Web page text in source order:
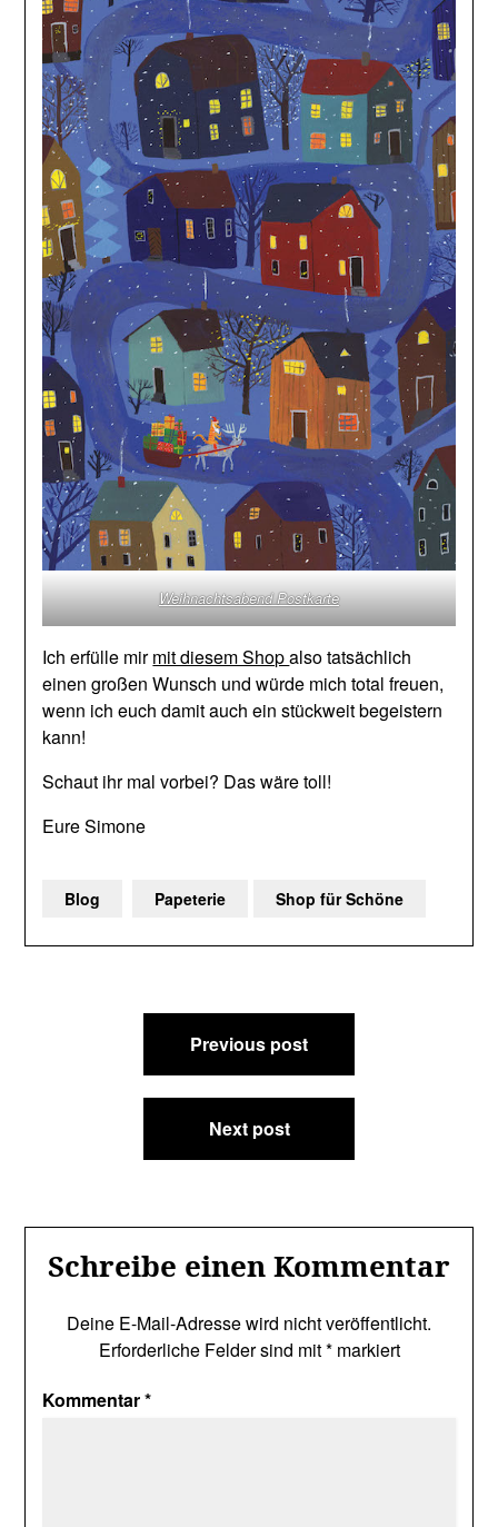
Weihnachtsabend Postkarte
Ich erfülle mirmit diesem Shopalso tatsächlich
einen großen Wunsch und würde mich total freuen,
wenn ich euch damit auch ein stückweit begeistern
kann!
Schaut ihr mal vorbei? Das wäre toll!
Eure Simone
Blog Papeterie Shop für Schöne
Beitragsnavigation
Previous post
Next post
Schreibe einen Kommentar
Deine E-Mail-Adresse wird nicht veröffentlicht.
Erforderliche Felder sind mit*markiert
Kommentar*